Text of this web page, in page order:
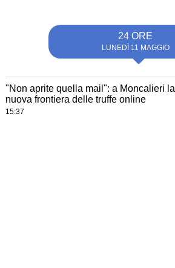
24 ORE
LUNEDÌ 11 MAGGIO
"Non aprite quella mail": a Moncalieri la
nuova frontiera delle truffe online
15:37